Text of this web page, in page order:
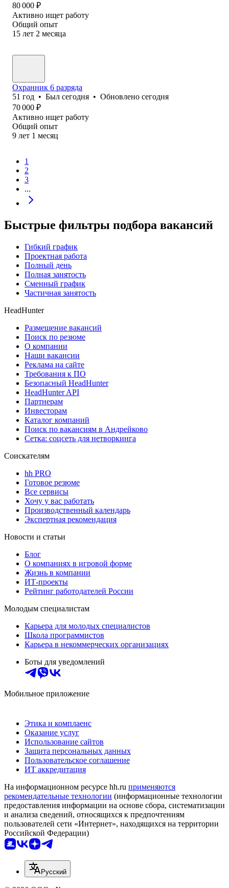
80 000 ₽
Активно ищет работу
Общий опыт
15 лет 2 месяца
Охранник 6 разряда
51 год • Был сегодня • Обновлено сегодня
70 000 ₽
Активно ищет работу
Общий опыт
9 лет 1 месяц
1
2
3
...
Быстрые фильтры подбора вакансий
Гибкий график
Проектная работа
Полный день
Полная занятость
Сменный график
Частичная занятость
HeadHunter
Размещение вакансий
Поиск по резюме
О компании
Наши вакансии
Реклама на сайте
Требования к ПО
Безопасный HeadHunter
HeadHunter API
Партнерам
Инвесторам
Каталог компаний
Поиск по вакансиям в Андрейково
Сетка: соцсеть для нетворкинга
Соискателям
hh PRO
Готовое резюме
Все сервисы
Хочу у вас работать
Производственный календарь
Экспертная рекомендация
Новости и статьи
Блог
О компаниях в игровой форме
Жизнь в компании
ИТ-проекты
Рейтинг работодателей России
Молодым специалистам
Карьера для молодых специалистов
Школа программистов
Карьера в некоммерческих организациях
Боты для уведомлений
Мобильное приложение
Этика и комплаенс
Оказание услуг
Использование сайтов
Защита персональных данных
Пользовательское соглашение
ИТ аккредитация
На информационном ресурсе hh.ru применяются
рекомендательные технологии (информационные технологии
предоставления информации на основе сбора, систематизации
и анализа сведений, относящихся к предпочтениям
пользователей сети «Интернет», находящихся на территории
Российской Федерации)
Русский